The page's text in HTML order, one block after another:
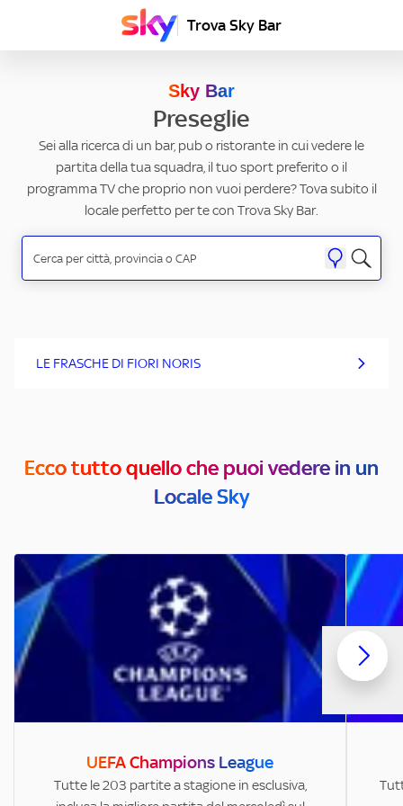
Trova Sky Bar
Sky Bar
Preseglie
Sei alla ricerca di un bar, pub o ristorante in cui vedere le
partita della tua squadra, il tuo sport preferito o il
programma TV che proprio non vuoi perdere? Tova subito il
locale perfetto per te con Trova Sky Bar.
LE FRASCHE DI FIORI NORIS
Ecco tutto quello che puoi vedere in un
Locale Sky
UEFA Champions League
Tutte le 203 partite a stagione in esclusiva,